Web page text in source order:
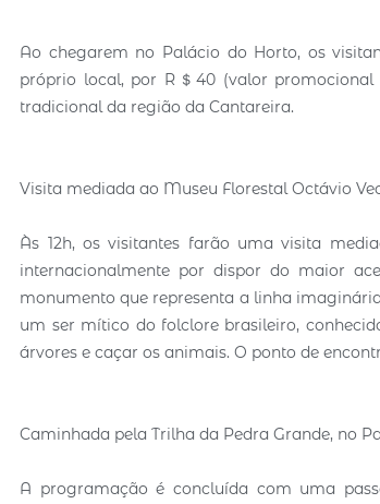
Ao chegarem no Palácio do Horto, os
próprio local, por R＄40 (valor
tradicional da região da Cantareira.
Visita mediada ao Museu Florestal Octávio
Às 12h, os visitantes farão uma visita
internacionalmente por dispor do maior
monumento que representa a linha
um ser mítico do folclore brasileiro,
árvores e caçar os animais. O ponto de
Caminhada pela Trilha da Pedra Grande, no
A programação é concluída com uma